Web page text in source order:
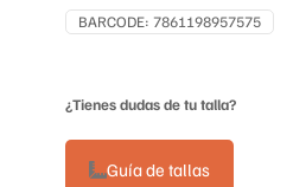
BARCODE: 7861198957575
¿Tienes dudas de tu talla?
Guía de tallas